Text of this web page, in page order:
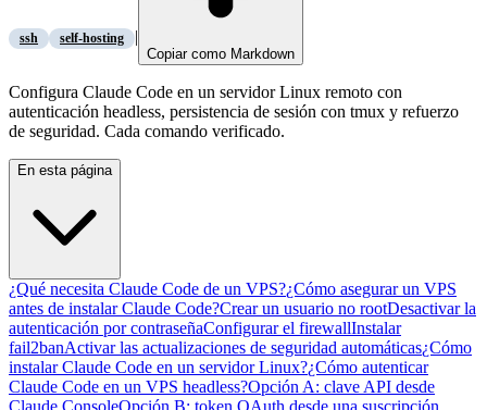
ssh self-hosting |
Copiar como Markdown
Configura Claude Code en un servidor Linux remoto con
autenticación headless, persistencia de sesión con tmux y refuerzo
de seguridad. Cada comando verificado.
En esta página
¿Qué necesita Claude Code de un VPS?¿Cómo asegurar un VPS
antes de instalar Claude Code?Crear un usuario no rootDesactivar la
autenticación por contraseñaConfigurar el firewallInstalar
fail2banActivar las actualizaciones de seguridad automáticas¿Cómo
instalar Claude Code en un servidor Linux?¿Cómo autenticar
Claude Code en un VPS headless?Opción A: clave API desde
Claude ConsoleOpción B: token OAuth desde una suscripción